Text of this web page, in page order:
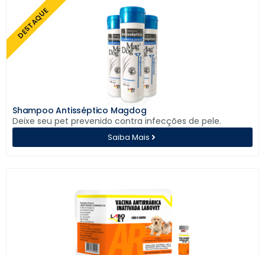
DESTAQUE
Saiba Mais
Shampoo Antisséptico Magdog
Deixe seu pet prevenido contra infecções de pele.